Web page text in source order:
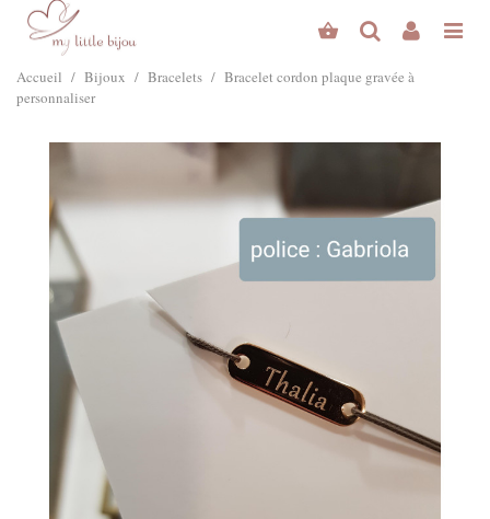
Accueil / Bijoux / Bracelets / Bracelet cordon plaque gravée à
personnaliser